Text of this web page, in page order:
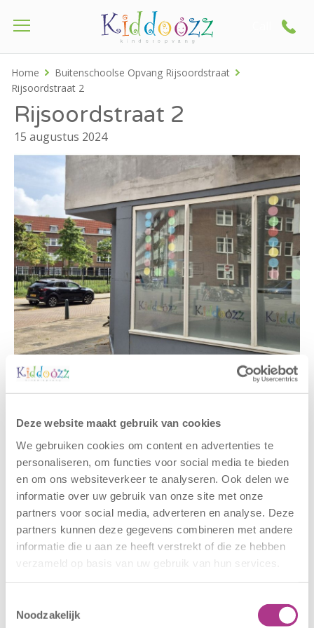
Deze website maakt gebruik van cookies
We gebruiken cookies om content en advertenties te
personaliseren, om functies voor social media te bieden
en om ons websiteverkeer te analyseren. Ook delen we
informatie over uw gebruik van onze site met onze
partners voor social media, adverteren en analyse. Deze
partners kunnen deze gegevens combineren met andere
informatie die u aan ze heeft verstrekt of die ze hebben
verzameld op basis van uw gebruik van hun services.
Noodzakelijk
Home
Buitenschoolse Opvang Rijsoordstraat
Rijsoordstraat 2
Rijsoordstraat 2
15 augustus 2024
Gerelateerde berichten
Nieuwe locatie
Oldegaarde
Sluiting
CODE ROOD